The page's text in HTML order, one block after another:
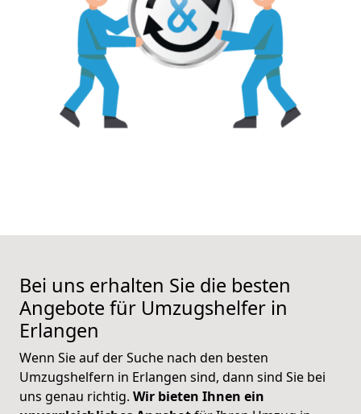
Bei uns erhalten Sie die besten
Angebote für Umzugshelfer in
Erlangen
Wenn Sie auf der Suche nach den besten
Umzugshelfern in Erlangen sind, dann sind Sie bei
uns genau richtig. Wir bieten Ihnen ein